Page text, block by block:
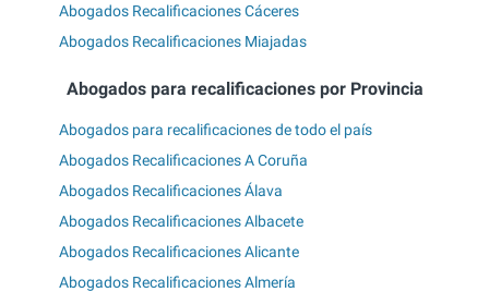
Abogados Recalificaciones Cáceres
Abogados Recalificaciones Miajadas
Abogados para recalificaciones por Provincia
Abogados para recalificaciones de todo el país
Abogados Recalificaciones A Coruña
Abogados Recalificaciones Álava
Abogados Recalificaciones Albacete
Abogados Recalificaciones Alicante
Abogados Recalificaciones Almería